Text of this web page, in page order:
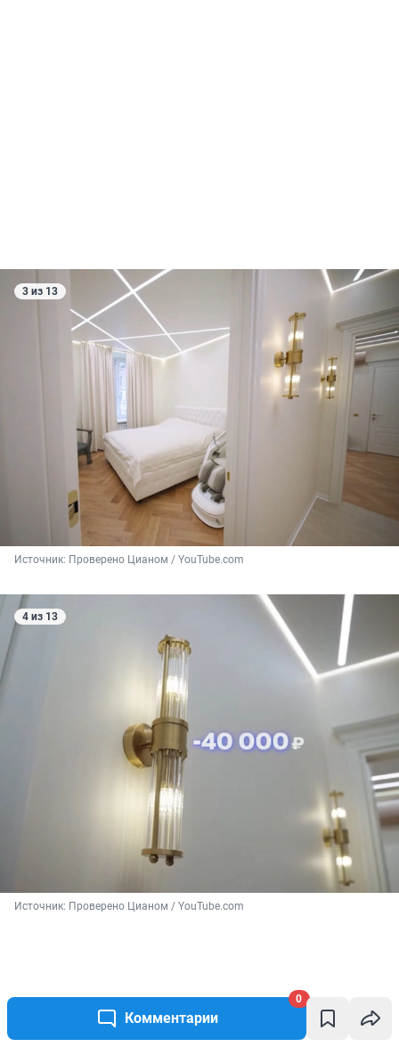
Комментарии
0
3 из 13
Источник: Проверено Цианом / YouTube.com
4 из 13
Источник: Проверено Цианом / YouTube.com